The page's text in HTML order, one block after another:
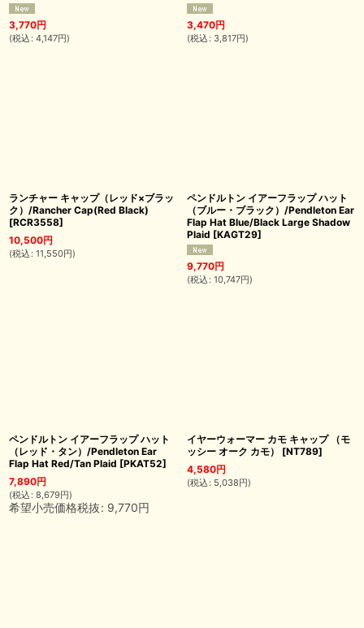
3,770円
(税込 : 4,147円)
3,470円
(税込 : 3,817円)
ランチャー キャップ（レッド×ブラッ
ク）/Rancher Cap(Red Black)
[RCR3558]
10,500円
(税込 : 11,550円)
ペンドルトン イアーフラップ ハット
（ブルー・ブラック）/Pendleton Ear
Flap Hat Blue/Black Large Shadow
Plaid [KAGT29]
9,770円
(税込 : 10,747円)
ペンドルトン イアーフラップ ハット
（レッド・タン）/Pendleton Ear
Flap Hat Red/Tan Plaid [PKAT52]
7,890円
(税込 : 8,679円)
希望小売価格税抜: 9,770円
イヤーウォーマー カモ キャップ （モ
ッシー オーク カモ）
[NT789]
4,580円
(税込 : 5,038円)